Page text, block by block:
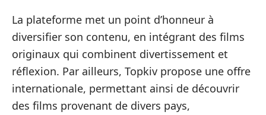
La plateforme met un point d’honneur à
diversifier son contenu, en intégrant des films
originaux qui combinent divertissement et
réflexion. Par ailleurs, Topkiv propose une offre
internationale, permettant ainsi de découvrir
des films provenant de divers pays,